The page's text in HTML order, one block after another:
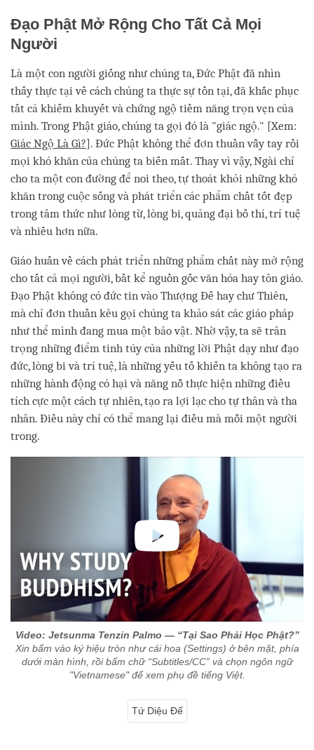
Đạo Phật Mở Rộng Cho Tất Cả Mọi
Người
Là một con người giống như chúng ta, Đức Phật đã nhìn
thấy thực tại về cách chúng ta thực sự tồn tại, đã khắc phục
tất cả khiếm khuyết và chứng ngộ tiềm năng trọn vẹn của
mình. Trong Phật giáo, chúng ta gọi đó là "giác ngộ." [Xem:
Giác Ngộ Là Gì?]. Đức Phật không thể đơn thuần vẫy tay rồi
mọi khó khăn của chúng ta biến mất. Thay vì vậy, Ngài chỉ
cho ta một con đường để noi theo, tự thoát khỏi những khó
khăn trong cuộc sống và phát triển các phẩm chất tốt đẹp
trong tâm thức như lòng từ, lòng bi, quảng đại bố thí, trí tuệ
và nhiều hơn nữa.
Giáo huấn về cách phát triển những phẩm chất này mở rộng
cho tất cả mọi người, bất kể nguồn gốc văn hóa hay tôn giáo.
Đạo Phật không có đức tin vào Thượng Đế hay chư Thiên,
mà chỉ đơn thuần kêu gọi chúng ta khảo sát các giáo pháp
như thể mình đang mua một bảo vật. Nhờ vậy, ta sẽ trân
trọng những điểm tinh túy của những lời Phật dạy như đạo
đức, lòng bi và trí tuệ, là những yếu tố khiến ta không tạo ra
những hành động có hại và năng nỗ thực hiện những điều
tích cực một cách tự nhiên, tạo ra lợi lạc cho tự thân và tha
nhân. Điều này chỉ có thể mang lại điều mà mỗi một người
trong.
Video: Jetsunma Tenzin Palmo — “Tại Sao Phải Học Phật?”
Xin bấm vào ký hiệu tròn như cái hoa (Settings) ở bên mặt, phía
dưới màn hình, rồi bấm chữ “Subtitles/CC” và chọn ngôn ngữ
"Vietnamese" để xem phụ đề tiếng Việt.
Tứ Diệu Đế